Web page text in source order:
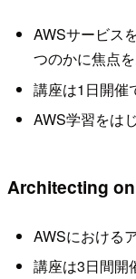
AWSサービス
つのかに焦点
講座は1日開催
AWS学習をは
Architecting
AWSにおける
講座は3日間開